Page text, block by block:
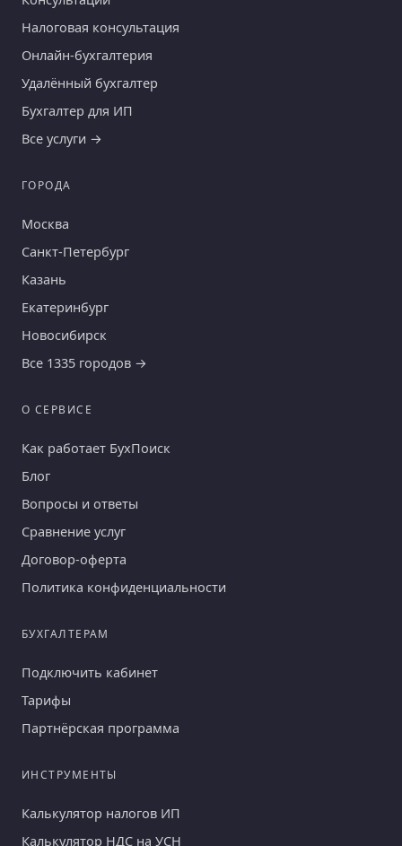
Налоговая консультация
Онлайн-бухгалтерия
Удалённый бухгалтер
Бухгалтер для ИП
Все услуги →
ГОРОДА
Москва
Санкт-Петербург
Казань
Екатеринбург
Новосибирск
Все 1335 городов →
О СЕРВИСЕ
Как работает БухПоиск
Блог
Вопросы и ответы
Сравнение услуг
Договор-оферта
Политика конфиденциальности
БУХГАЛТЕРАМ
Подключить кабинет
Тарифы
Партнёрская программа
ИНСТРУМЕНТЫ
Калькулятор налогов ИП
Калькулятор НДС на УСН